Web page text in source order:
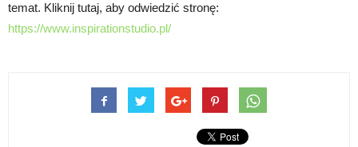
temat. Kliknij tutaj, aby odwiedzić stronę:
https://www.inspirationstudio.pl/